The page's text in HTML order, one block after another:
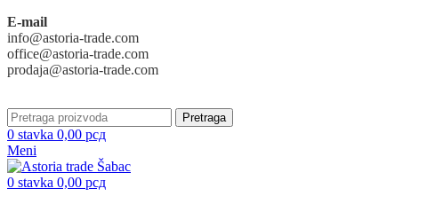
E-mail
info@astoria-trade.com
office@astoria-trade.com
prodaja@astoria-trade.com
Pretraga
0 stavka 0,00 рсд
Meni
0 stavka 0,00 рсд